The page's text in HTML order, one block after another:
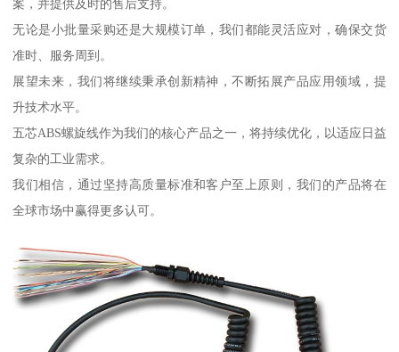
案，并提供及时的售后支持。
无论是小批量采购还是大规模订单，我们都能灵活应对，确保交货
准时、服务周到。
展望未来，我们将继续秉承创新精神，不断拓展产品应用领域，提
升技术水平。
五芯ABS螺旋线作为我们的核心产品之一，将持续优化，以适应日益
复杂的工业需求。
我们相信，通过坚持高质量标准和客户至上原则，我们的产品将在
全球市场中赢得更多认可。